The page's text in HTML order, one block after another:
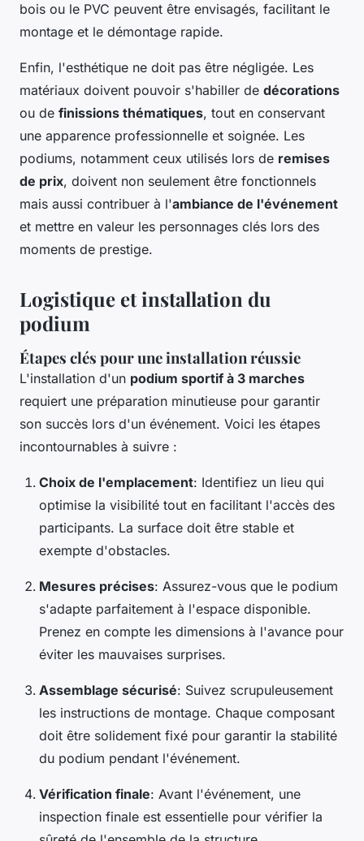
bois ou le PVC peuvent être envisagés, facilitant le
montage et le démontage rapide.
Enfin, l'esthétique ne doit pas être négligée. Les
matériaux doivent pouvoir s'habiller de décorations
ou de finissions thématiques, tout en conservant
une apparence professionnelle et soignée. Les
podiums, notamment ceux utilisés lors de remises
de prix, doivent non seulement être fonctionnels
mais aussi contribuer à l'ambiance de l'événement
et mettre en valeur les personnages clés lors des
moments de prestige.
Logistique et installation du
podium
Étapes clés pour une installation réussie
L'installation d'un podium sportif à 3 marches
requiert une préparation minutieuse pour garantir
son succès lors d'un événement. Voici les étapes
incontournables à suivre :
Choix de l'emplacement: Identifiez un lieu qui
optimise la visibilité tout en facilitant l'accès des
participants. La surface doit être stable et
exempte d'obstacles.
Mesures précises: Assurez-vous que le podium
s'adapte parfaitement à l'espace disponible.
Prenez en compte les dimensions à l'avance pour
éviter les mauvaises surprises.
Assemblage sécurisé: Suivez scrupuleusement
les instructions de montage. Chaque composant
doit être solidement fixé pour garantir la stabilité
du podium pendant l'événement.
Vérification finale: Avant l'événement, une
inspection finale est essentielle pour vérifier la